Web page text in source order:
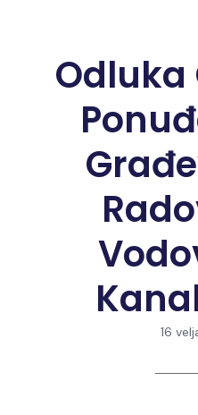
Odluka
16